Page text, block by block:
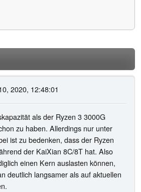
2020, 12:48:01
als der Ryzen 3 3000G
zu haben. Allerdings nur unter
ist zu bedenken, dass der Ryzen
der KaiXian 8C/8T hat. Also
einen Kern auslasten können,
deutlich langsamer als auf aktuellen